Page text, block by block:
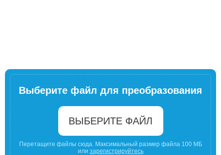
Выберите файл для преобразования
ВЫБЕРИТЕ ФАЙЛ
Перетащите файлы сюда. Максимальный размер файла 100 МБ
или зарегистрируйтесь